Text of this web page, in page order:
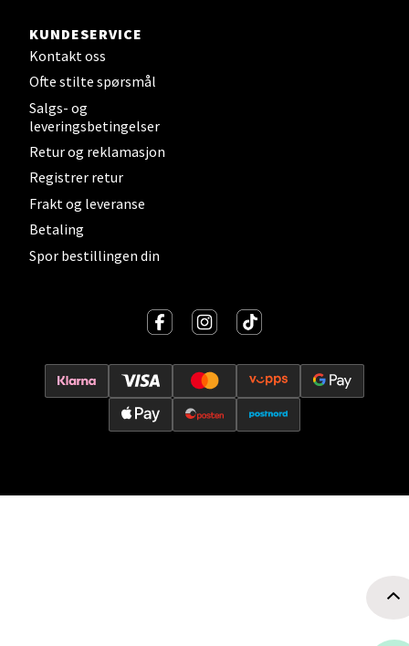
KUNDESERVICE
Kontakt oss
Ofte stilte spørsmål
Salgs- og
leveringsbetingelser
Retur og reklamasjon
Registrer retur
Frakt og leveranse
Betaling
Spor bestillingen din
Leirvik - Stord
Torgbakken 2, 5401 Stord
Åpent i dag 10-17
0 i butikk
Oslo - Thon Senter Storo
Åpent i dag 10-21